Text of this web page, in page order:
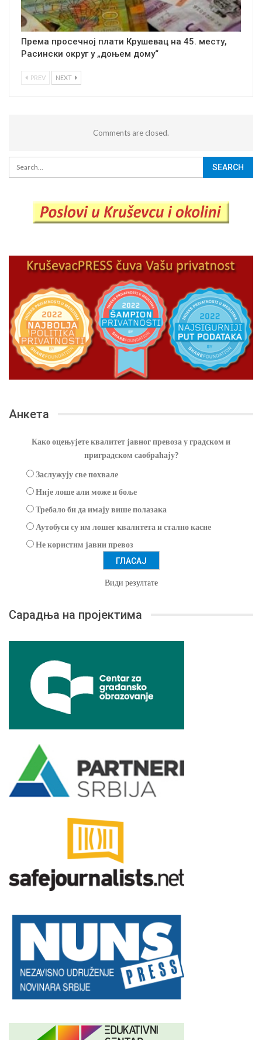
Према просечној плати Крушевац на 45. месту,
Расински округ у „доњем дому“
PREV NEXT
Comments are closed.
Анкета
Како оцењујете квалитет јавног превоза у градском и
приградском саобраћају?
Заслужују све похвале
Није лоше али може и боље
Требало би да имају више полазака
Аутобуси су им лошег квалитета и стално касне
Не користим јавни превоз
Види резултате
Сарадња на пројектима